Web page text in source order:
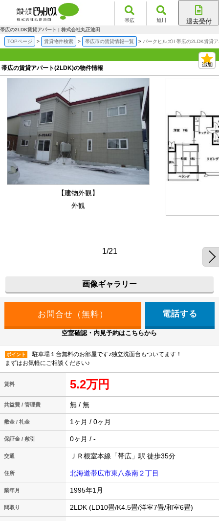
帯広 旭川 退去受付
帯広の2LDK賃貸アパート | 株式会社丸正池田
TOPページ 賃貸物件検索 帯広市の賃貸情報一覧 パークヒルズII 帯広の2LDK賃貸
帯広の賃貸アパート(2LDK)の物件情報
【建物外観】
外観
1/21
画像ギャラリー
電話する
空室確認・内見予約はこちらから
ポイント
駐車場１台無料のお部屋です♪独立洗面台もついてます！
まずはお気軽にご相談ください♪
賃料 5.2万円
共益費 / 管理費 無 / 無
敷金 / 礼金 1ヶ月 / 0ヶ月
保証金 / 敷引 0ヶ月 / -
交通 ＪＲ根室本線「帯広」駅 徒歩35分
住所 北海道帯広市東八条南２丁目
築年月 1995年1月
間取り 2LDK (LD10畳/K4.5畳/洋室7畳/和室6畳)